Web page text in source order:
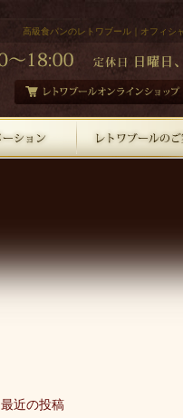
高級食パンのレトワブール｜オフィシ
最近の投稿